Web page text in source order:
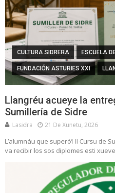
CULTURA SIDRERA ESCUELA
FUNDACIÓN ASTURIES XXI
Llangréu acueye la
Sumillería de Sidre
Lasidra 21 De Xunetu, 2026
L’alumnáu que superó’l II Cursu de
va recibir los sos diplomes esti